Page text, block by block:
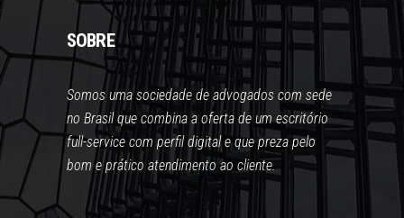
SOBRE
Somos uma sociedade de advogados com sede
no Brasil que combina a oferta de um escritório
full-service com perfil digital e que preza pelo
bom e prático atendimento ao cliente.